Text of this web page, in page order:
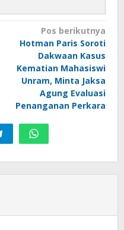
Pos berikutnya
Hotman Paris Soroti
Dakwaan Kasus
Kematian Mahasiswi
Unram, Minta Jaksa
Agung Evaluasi
Penanganan Perkara